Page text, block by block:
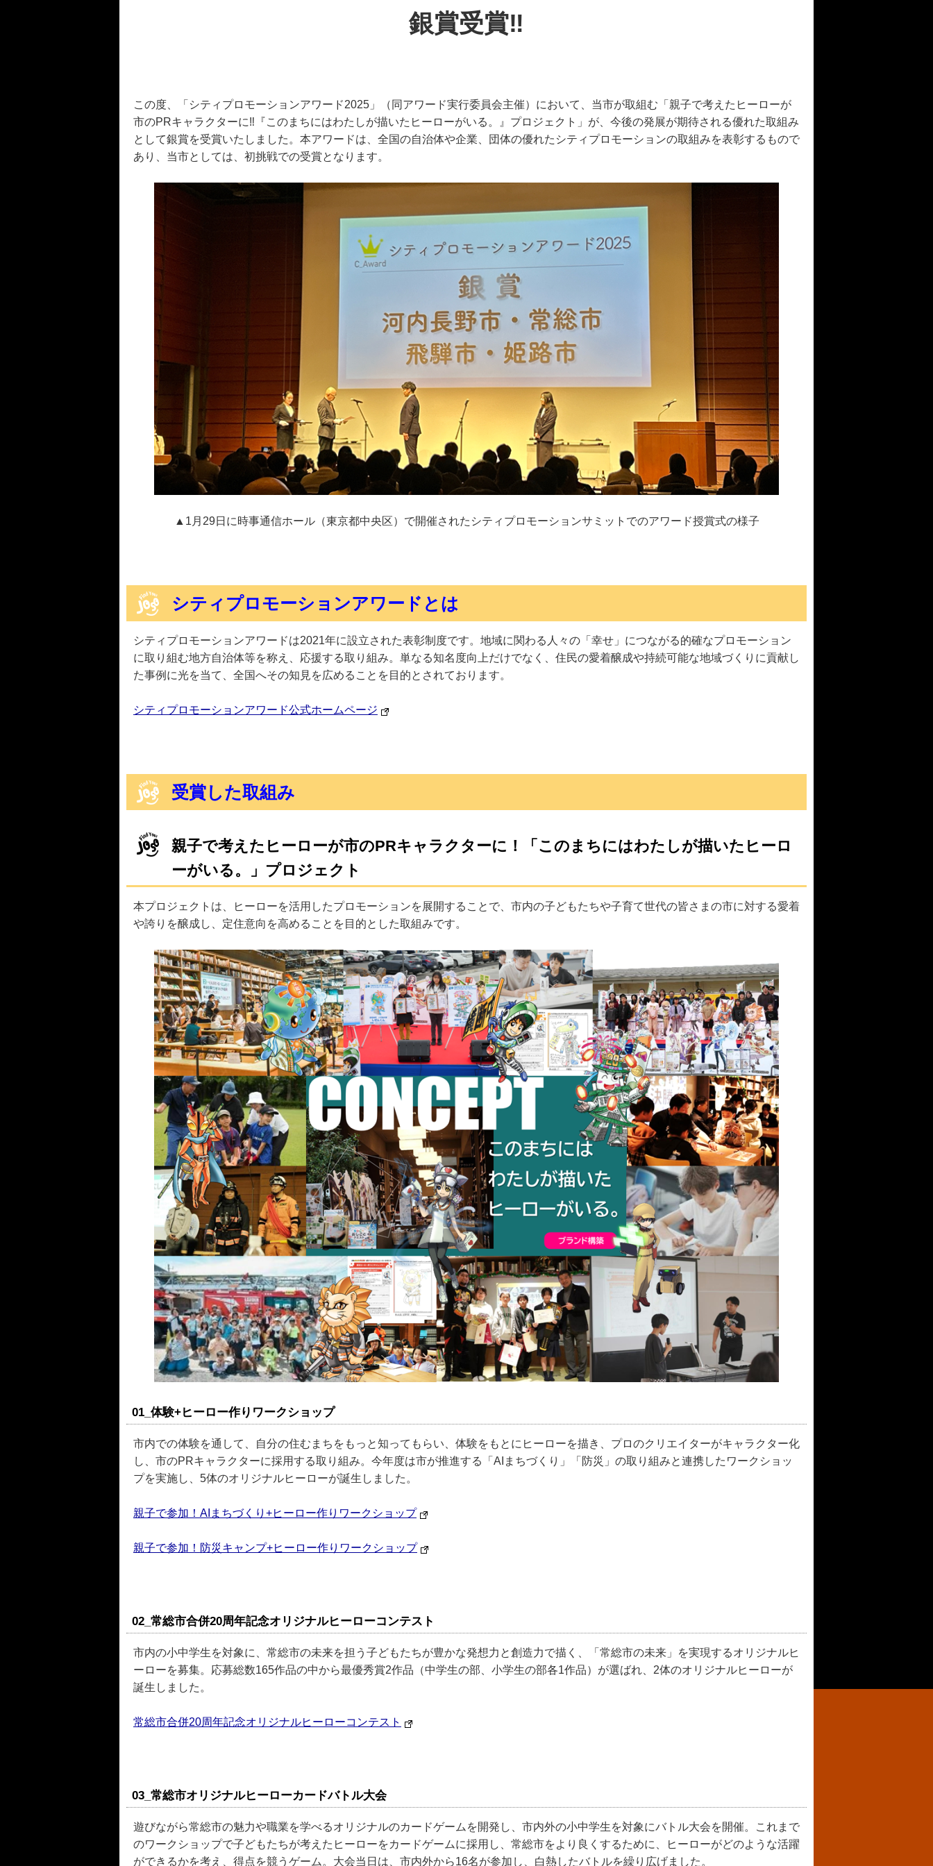
銀賞受賞‼
この度、「シティプロモーションアワード2025」（同アワード実行委員会主催）において、当市が取組む「親子で考えたヒーローが
市のPRキャラクターに‼『このまちにはわたしが描いたヒーローがいる。』プロジェクト」が、今後の発展が期待される優れた取組み
として銀賞を受賞いたしました。本アワードは、全国の自治体や企業、団体の優れたシティプロモーションの取組みを表彰するもので
あり、当市としては、初挑戦での受賞となります。
▲1月29日に時事通信ホール（東京都中央区）で開催されたシティプロモーションサミットでのアワード授賞式の様子
シティプロモーションアワードとは
シティプロモーションアワードは2021年に設立された表彰制度です。地域に関わる人々の「幸せ」につながる的確なプロモーション
に取り組む地方自治体等を称え、応援する取り組み。単なる知名度向上だけでなく、住民の愛着醸成や持続可能な地域づくりに貢献し
た事例に光を当て、全国へその知見を広めることを目的とされております。
シティプロモーションアワード公式ホームページ
受賞した取組み
親子で考えたヒーローが市のPRキャラクターに！「このまちにはわたしが描いたヒーロ
ーがいる。」プロジェクト
本プロジェクトは、ヒーローを活用したプロモーションを展開することで、市内の子どもたちや子育て世代の皆さまの市に対する愛着
や誇りを醸成し、定住意向を高めることを目的とした取組みです。
01_体験+ヒーロー作りワークショップ
市内での体験を通して、自分の住むまちをもっと知ってもらい、体験をもとにヒーローを描き、プロのクリエイターがキャラクター化
し、市のPRキャラクターに採用する取り組み。今年度は市が推進する「AIまちづくり」「防災」の取り組みと連携したワークショッ
プを実施し、5体のオリジナルヒーローが誕生しました。
親子で参加！AIまちづくり+ヒーロー作りワークショップ
親子で参加！防災キャンプ+ヒーロー作りワークショップ
02_常総市合併20周年記念オリジナルヒーローコンテスト
市内の小中学生を対象に、常総市の未来を担う子どもたちが豊かな発想力と創造力で描く、「常総市の未来」を実現するオリジナルヒ
ーローを募集。応募総数165作品の中から最優秀賞2作品（中学生の部、小学生の部各1作品）が選ばれ、2体のオリジナルヒーローが
誕生しました。
常総市合併20周年記念オリジナルヒーローコンテスト
03_常総市オリジナルヒーローカードバトル大会
遊びながら常総市の魅力や職業を学べるオリジナルのカードゲームを開発し、市内外の小中学生を対象にバトル大会を開催。これまで
のワークショップで子どもたちが考えたヒーローをカードゲームに採用し、常総市をより良くするために、ヒーローがどのような活躍
ができるかを考え、得点を競うゲーム。大会当日は、市内外から16名が参加し、白熱したバトルを繰り広げました。